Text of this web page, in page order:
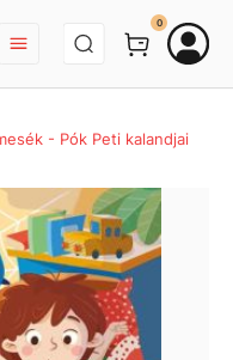
BEJELENTKEZÉS
0
- Pók Peti kalandjai